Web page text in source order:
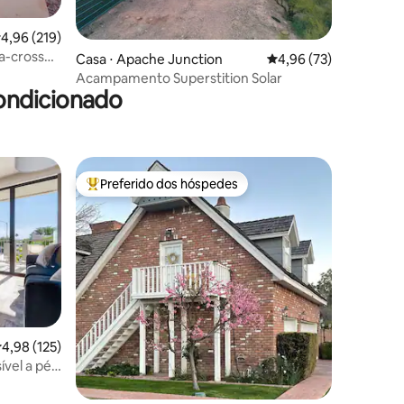
de uma avaliação média de 5, 219 avaliações
4,96 (219)
cross
Casa ⋅ Apache Junction 4,96 de uma
4,96 (73)
Acampamento Superstition Solar
hóspedes
de uma avaliação média de 5, 125 avaliações
4,98 (125)
a pé
Entre os melhores preferidos dos hóspedes
Preferido dos hóspedes